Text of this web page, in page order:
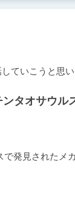
ていこうと思い
タオサウル
発見されたメ